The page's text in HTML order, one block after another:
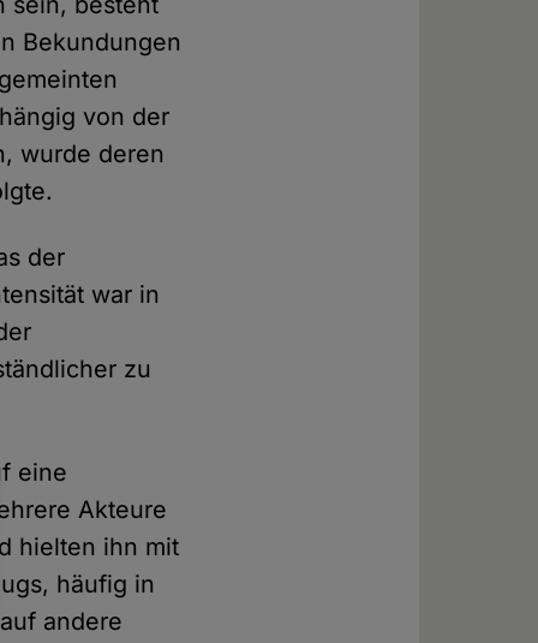
Bekundungen
von der
wurde deren
der
war in
zu
eine
Akteure
hielten ihn mit
häufig in
andere